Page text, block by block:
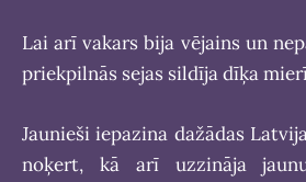
Lai arī vakars bija vējains un
priekpilnās sejas sildīja dīķa
Jaunieši iepazina dažādas
noķert, kā arī uzzināja